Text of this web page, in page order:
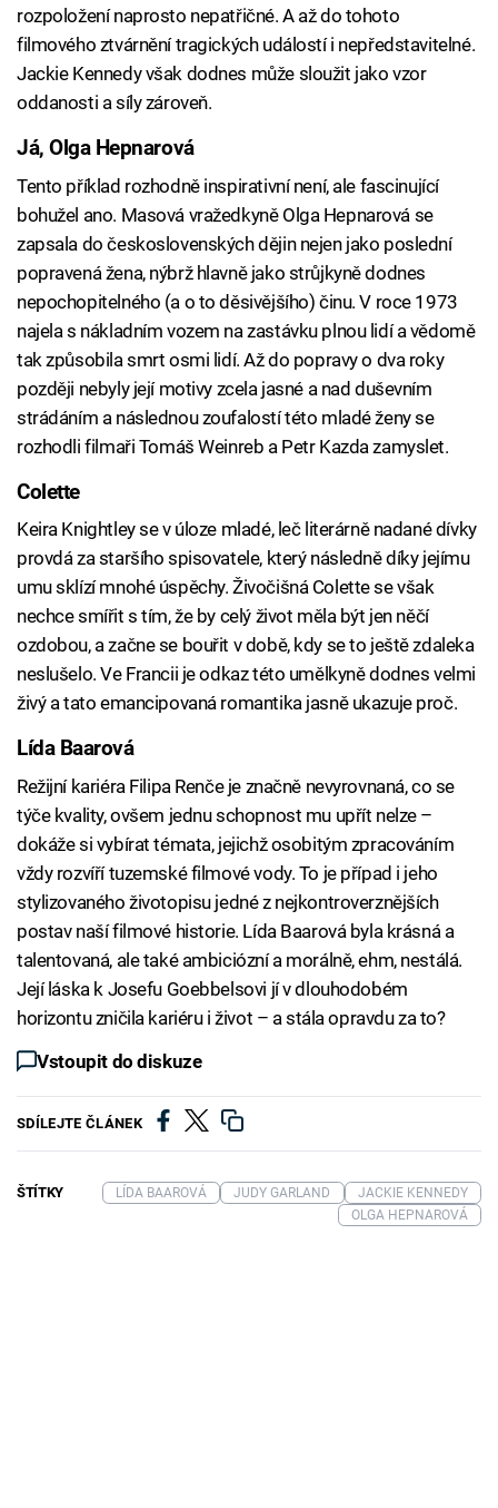
rozpoložení naprosto nepatřičné. A až do tohoto
filmového ztvárnění tragických událostí i nepředstavitelné.
Jackie Kennedy však dodnes může sloužit jako vzor
oddanosti a síly zároveň.
Já, Olga Hepnarová
Tento příklad rozhodně inspirativní není, ale fascinující
bohužel ano. Masová vražedkyně Olga Hepnarová se
zapsala do československých dějin nejen jako poslední
popravená žena, nýbrž hlavně jako strůjkyně dodnes
nepochopitelného (a o to děsivějšího) činu. V roce 1973
najela s nákladním vozem na zastávku plnou lidí a vědomě
tak způsobila smrt osmi lidí. Až do popravy o dva roky
později nebyly její motivy zcela jasné a nad duševním
strádáním a následnou zoufalostí této mladé ženy se
rozhodli filmaři Tomáš Weinreb a Petr Kazda zamyslet.
Colette
Keira Knightley se v úloze mladé, leč literárně nadané dívky
provdá za staršího spisovatele, který následně díky jejímu
umu sklízí mnohé úspěchy. Živočišná Colette se však
nechce smířit s tím, že by celý život měla být jen něčí
ozdobou, a začne se bouřit v době, kdy se to ještě zdaleka
neslušelo. Ve Francii je odkaz této umělkyně dodnes velmi
živý a tato emancipovaná romantika jasně ukazuje proč.
Lída Baarová
Režijní kariéra Filipa Renče je značně nevyrovnaná, co se
týče kvality, ovšem jednu schopnost mu upřít nelze –
dokáže si vybírat témata, jejichž osobitým zpracováním
vždy rozvíří tuzemské filmové vody. To je případ i jeho
stylizovaného životopisu jedné z nejkontroverznějších
postav naší filmové historie. Lída Baarová byla krásná a
talentovaná, ale také ambiciózní a morálně, ehm, nestálá.
Její láska k Josefu Goebbelsovi jí v dlouhodobém
horizontu zničila kariéru i život – a stála opravdu za to?
Vstoupit do diskuze
SDÍLEJTE ČLÁNEK
ŠTÍTKY LÍDA BAAROVÁ JUDY GARLAND
JACKIE KENNEDY
OLGA HEPNAROVÁ